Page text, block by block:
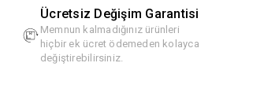
Ücretsiz Değişim Garantisi
Memnun kalmadığınız ürünleri
hiçbir ek ücret ödemeden kolayca
değiştirebilirsiniz.